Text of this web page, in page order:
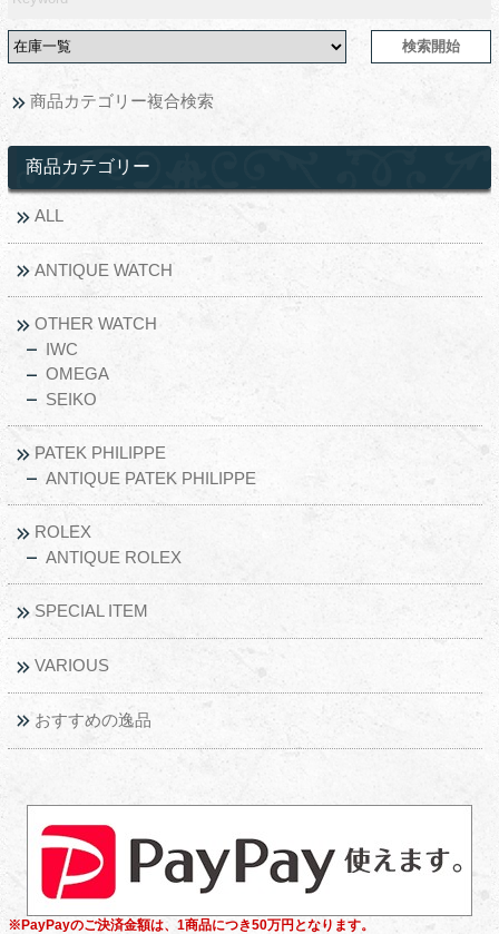
商品カテゴリー複合検索
商品カテゴリー
ALL
ANTIQUE WATCH
OTHER WATCH
IWC
OMEGA
SEIKO
PATEK PHILIPPE
ANTIQUE PATEK PHILIPPE
ROLEX
ANTIQUE ROLEX
SPECIAL ITEM
VARIOUS
おすすめの逸品
※PayPayのご決済金額は、1商品につき50万円となります。